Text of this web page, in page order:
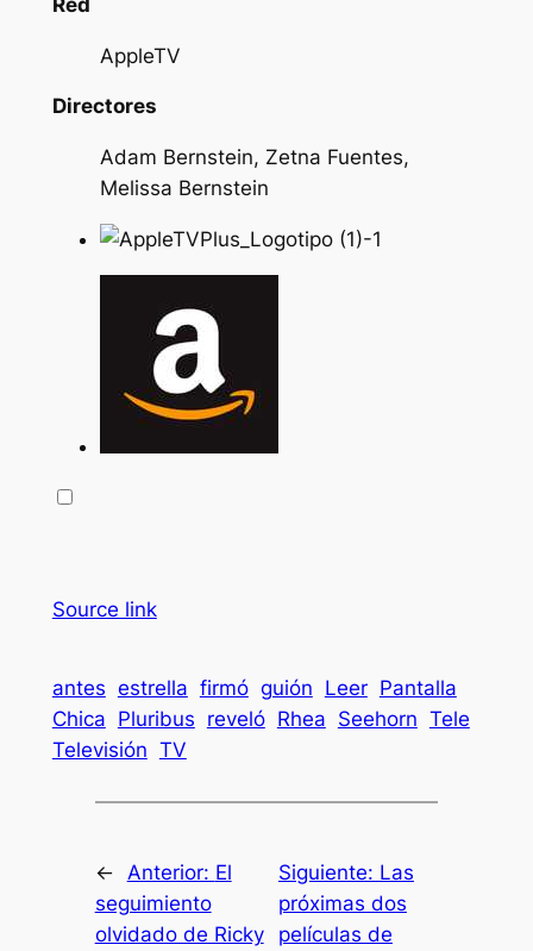
AppleTV
Directores
Adam Bernstein, Zetna Fuentes,
Melissa Bernstein
Source link
antes estrella firmó guión Leer Pantalla
Chica Pluribus reveló Rhea Seehorn Tele
Televisión TV
← Anterior: El
seguimiento
olvidado de Ricky
Siguiente: Las
próximas dos
películas de